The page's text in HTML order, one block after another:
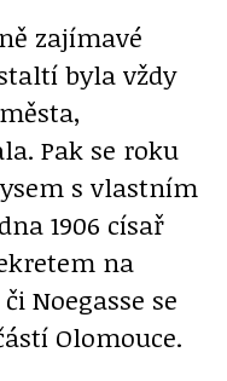
zajímavé
byla vždy
Pak se roku
s vlastním
1906 císař
na
Noegasse se
Olomouce.